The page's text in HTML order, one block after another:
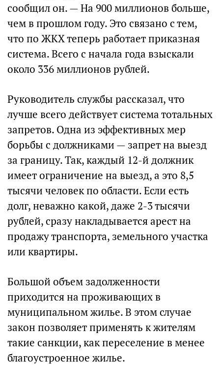
сообщил он. — На 900 миллионов больше,
чем в прошлом году. Это связано с тем,
что по ЖКХ теперь работает приказная
система. Всего с начала года взыскали
около 336 миллионов рублей.
Руководитель службы рассказал, что
лучше всего действует система тотальных
запретов. Одна из эффективных мер
борьбы с должниками — запрет на выезд
за границу. Так, каждый 12-й должник
имеет ограничение на выезд, а это 8,5
тысячи человек по области. Если есть
долг, неважно какой, даже 2-3 тысячи
рублей, сразу накладывается арест на
продажу транспорта, земельного участка
или квартиры.
Большой объем задолженности
приходится на проживающих в
муниципальном жилье. В этом случае
закон позволяет применять к жителям
такие санкции, как переселение в менее
благоустроенное жилье.